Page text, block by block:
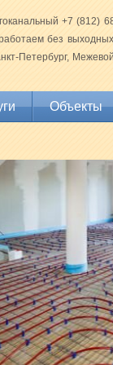
+7 (812)
без
Петербург,
Объекты